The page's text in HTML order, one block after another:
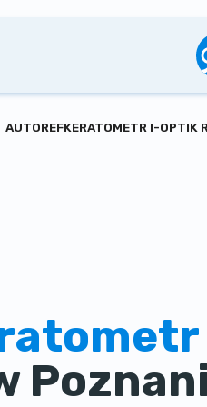
AUTOREFKERATOMETR I-OPTIK